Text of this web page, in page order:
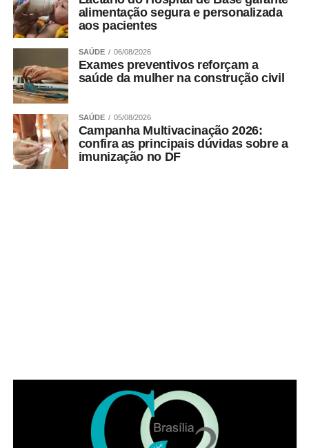
alimentação segura e personalizada
aos pacientes
SAÚDE 06/08/2026
Exames preventivos reforçam a
saúde da mulher na construção civil
SAÚDE 05/08/2026
Campanha Multivacinação 2026:
confira as principais dúvidas sobre a
imunização no DF